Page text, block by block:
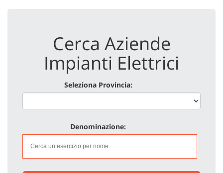
Cerca Aziende
Impianti Elettrici
Seleziona Provincia:
Denominazione: